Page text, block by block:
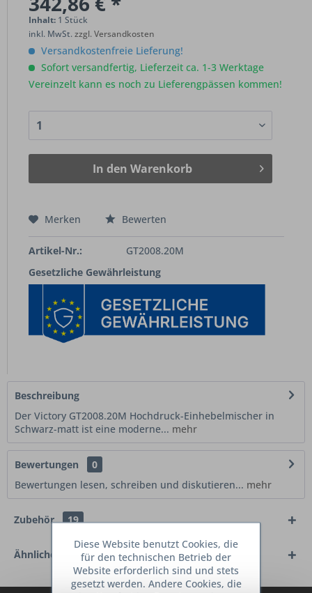
Inhalt: 1 Stück
inkl. MwSt.zzgl. Versandkosten
Versandkostenfreie Lieferung!
Sofort versandfertig, Lieferzeit ca. 1-3 Werktage
Vereinzelt kann es noch zu Lieferengpässen kommen!
In den Warenkorb
Merken Bewerten
Artikel-Nr.:
GT2008.20M
Gesetzliche Gewährleistung
Beschreibung
Der Victory GT2008.20M Hochdruck-Einhebelmischer in
Schwarz-matt ist eine moderne... mehr
Bewertungen
0
Bewertungen lesen, schreiben und diskutieren... mehr
Zubehör 19
Ähnliche Artikel
Diese Website benutzt Cookies, die
für den technischen Betrieb der
Website erforderlich sind und stets
gesetzt werden. Andere Cookies, die